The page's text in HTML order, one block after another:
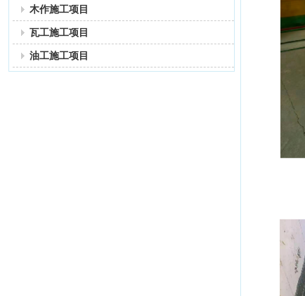
木作施工项目
瓦工施工项目
油工施工项目